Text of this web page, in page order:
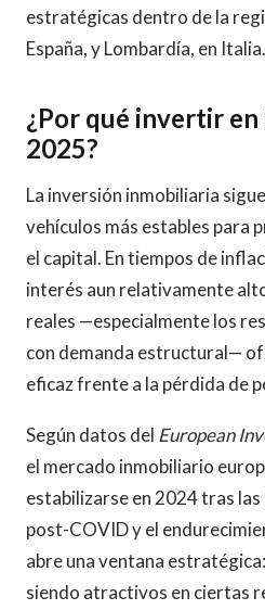
estratégicas dentro de la
España, y Lombardía, en Italia.
¿Por qué invertir
2025?
La inversión inmobiliaria
vehículos más estables para
el capital. En tiempos de
interés aun relativamente
reales —especialmente los
con demanda estructural—
eficaz frente a la pérdida de
Según datos del European
el mercado inmobiliario
estabilizarse en 2024 tras
post-COVID y el
abre una ventana
siendo atractivos en ciertas